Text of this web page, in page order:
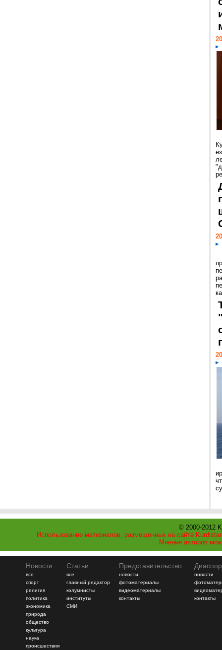
© 2000-2012
Использование материалов, размещенных на сайте
Мнение авторов
Новости
все
спорт
религия
политика
экономика
природа
общество
культура
наука
происшествия
Статьи
все
главный редактор
колумнисты
институты
СМИ
Представительство
новости
фотоматериалы
видеоматериалы
контакты
новости
контакты